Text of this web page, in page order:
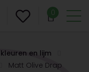
0
en lijm
Matt Olive Drap